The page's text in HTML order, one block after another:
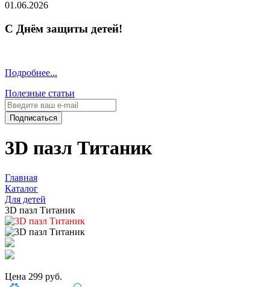
01.06.2026
С Днём защиты детей!
Подробнее...
Полезные статьи
Подписаться
3D пазл Титаник
Главная
Каталог
Для детей
3D пазл Титаник
Цена 299 руб.